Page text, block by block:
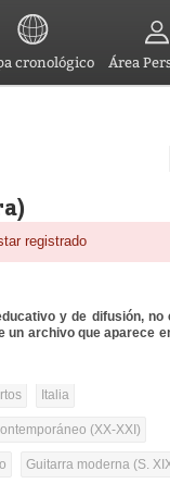
cronológico Área
registrado
y de difusión, no
archivo que aparece
Italia
(XX-XXI)
Guitarra moderna (S.